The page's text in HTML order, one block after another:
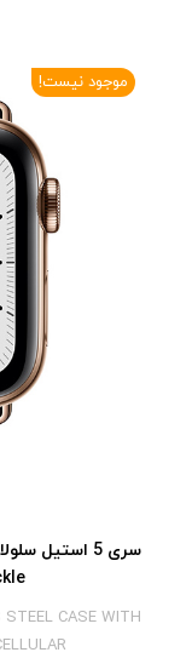
موجود نیست!
CASE WITH